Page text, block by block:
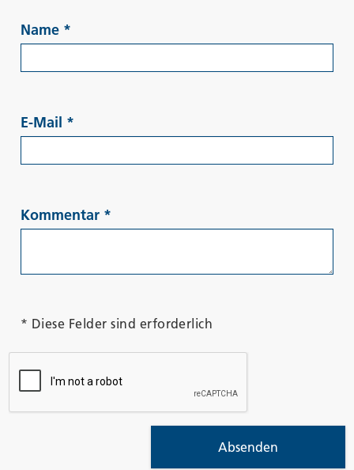
Name *
E-Mail *
Kommentar *
* Diese Felder sind erforderlich
Absenden